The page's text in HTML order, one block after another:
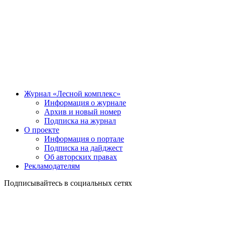
Журнал «Лесной комплекс»
Информация о журнале
Архив и новый номер
Подписка на журнал
О проекте
Информация о портале
Подписка на дайджест
Об авторских правах
Рекламодателям
Подписывайтесь в социальных сетях